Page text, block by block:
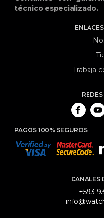
técnico especializado.
Trabaja
PAGOS 100% SEGUROS
CANALES
+593